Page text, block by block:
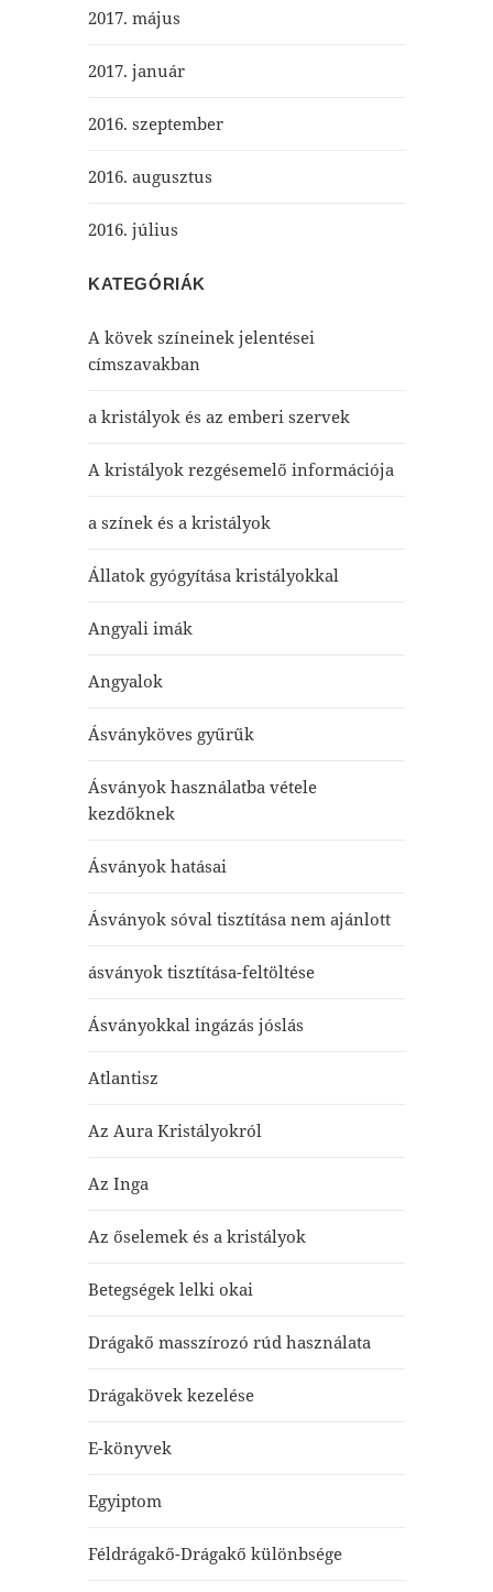
2017. május
2017. január
2016. szeptember
2016. augusztus
2016. július
KATEGÓRIÁK
A kövek színeinek jelentései
címszavakban
a kristályok és az emberi szervek
A kristályok rezgésemelő információja
a színek és a kristályok
Állatok gyógyítása kristályokkal
Angyali imák
Angyalok
Ásványköves gyűrűk
Ásványok használatba vétele
kezdőknek
Ásványok hatásai
Ásványok sóval tisztítása nem ajánlott
ásványok tisztítása-feltöltése
Ásványokkal ingázás jóslás
Atlantisz
Az Aura Kristályokról
Az Inga
Az őselemek és a kristályok
Betegségek lelki okai
Drágakő masszírozó rúd használata
Drágakövek kezelése
E-könyvek
Egyiptom
Féldrágakő-Drágakő különbsége